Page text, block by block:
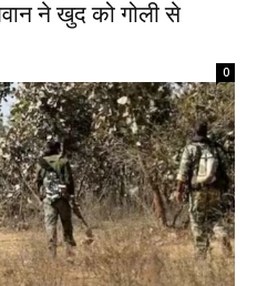
ने खुद को गोली से
0